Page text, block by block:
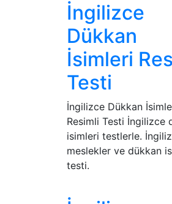
İngilizce
Dükkan
İsimleri
Testi
İngilizce Dükkan
Resimli Testi İngilizce
isimleri testlerle.
meslekler ve dükkan
testi.